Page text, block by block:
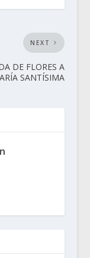
NEXT
DE FLORES A
SANTÍSIMA